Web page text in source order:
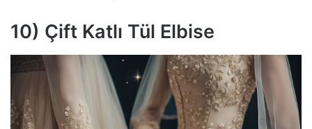
10) Çift Katlı Tül Elbise